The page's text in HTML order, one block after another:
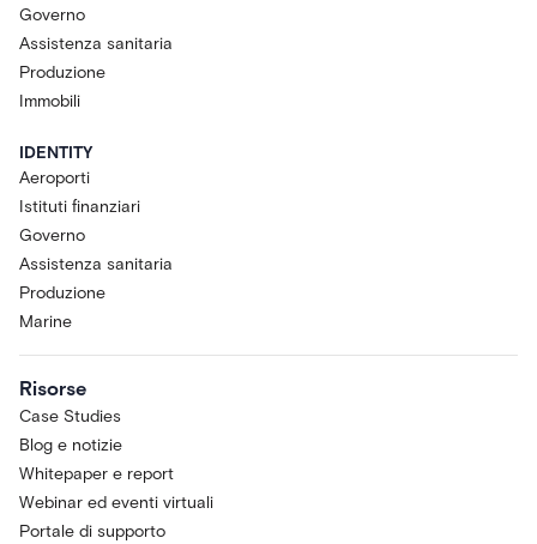
Governo
Assistenza sanitaria
Produzione
Immobili
IDENTITY
Aeroporti
Istituti finanziari
Governo
Assistenza sanitaria
Produzione
Marine
Risorse
Case Studies
Blog e notizie
Whitepaper e report
Webinar ed eventi virtuali
Portale di supporto